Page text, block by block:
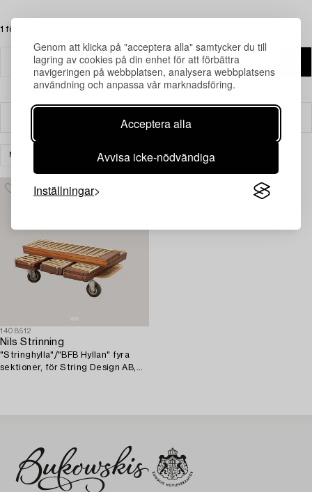
Genom att klicka på "acceptera alla" samtycker du till
lagring av cookies på din enhet för att förbättra
navigeringen på webbplatsen, analysera webbplatsens
användning och anpassa vår marknadsföring.
Acceptera alla
Avvisa icke-nödvändiga
Inställningar
1 föremål
MÖBLER HYLLOR & BOKHYLLOR RENSA ALLA
1408512
Nils Strinning
"Stringhylla"/"BFB Hyllan" fyra
sektioner, för String Design AB,